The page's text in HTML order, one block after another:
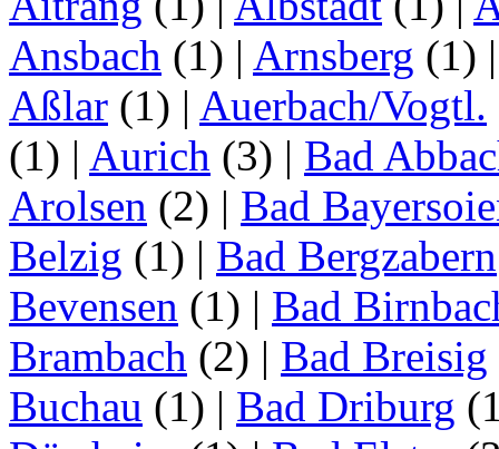
Ansbach (1) | Arnsberg (1)
Aßlar (1) | Auerbach/Vogtl.
(1) | Aurich (3) | Bad
Arolsen (2) | Bad
Belzig (1) | Bad Bergzabern
Bevensen (1) | Bad
Brambach (2) | Bad Breisig
Buchau (1) | Bad Driburg